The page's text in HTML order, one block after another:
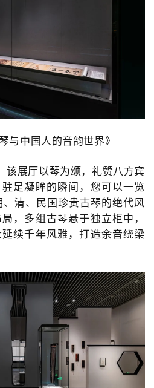
中国人的音韵世界》
该展厅以琴为颂，礼赞八方宾
足凝眸的瞬间，您可以一览
清、民国珍贵古琴的绝代风
，多组古琴悬于独立柜中，
续千年风雅，打造余音绕梁